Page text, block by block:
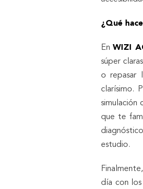
¿Qué
EnWIZI
súper
o repasar
clarísimo.
simulación
que te
estudio.
día con